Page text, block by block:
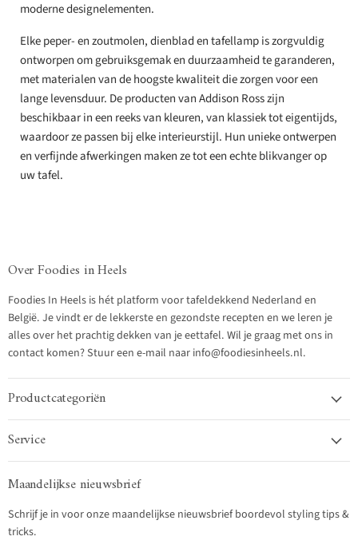
moderne designelementen.
Elke peper- en zoutmolen, dienblad en tafellamp is zorgvuldig
ontworpen om gebruiksgemak en duurzaamheid te garanderen,
met materialen van de hoogste kwaliteit die zorgen voor een
lange levensduur. De producten van Addison Ross zijn
beschikbaar in een reeks van kleuren, van klassiek tot eigentijds,
waardoor ze passen bij elke interieurstijl. Hun unieke ontwerpen
en verfijnde afwerkingen maken ze tot een echte blikvanger op
uw tafel.
Over Foodies in Heels
Foodies In Heels is hét platform voor tafeldekkend Nederland en
België. Je vindt er de lekkerste en gezondste recepten en we leren je
alles over het prachtig dekken van je eettafel. Wil je graag met ons in
contact komen? Stuur een e-mail naar info@foodiesinheels.nl.
Productcategoriën
Service
Maandelijkse nieuwsbrief
Schrijf je in voor onze maandelijkse nieuwsbrief boordevol styling tips &
tricks.